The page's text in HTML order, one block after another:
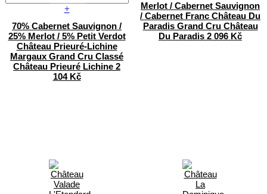
+
70% Cabernet Sauvignon /
25% Merlot / 5% Petit Verdot
Château Prieuré-Lichine
Margaux Grand Cru Classé
Château Prieuré Lichine 2
104 Kč
Merlot / Cabernet Sauvignon
/ Cabernet Franc Château Du
Paradis Grand Cru Château
Du Paradis 2 096 Kč